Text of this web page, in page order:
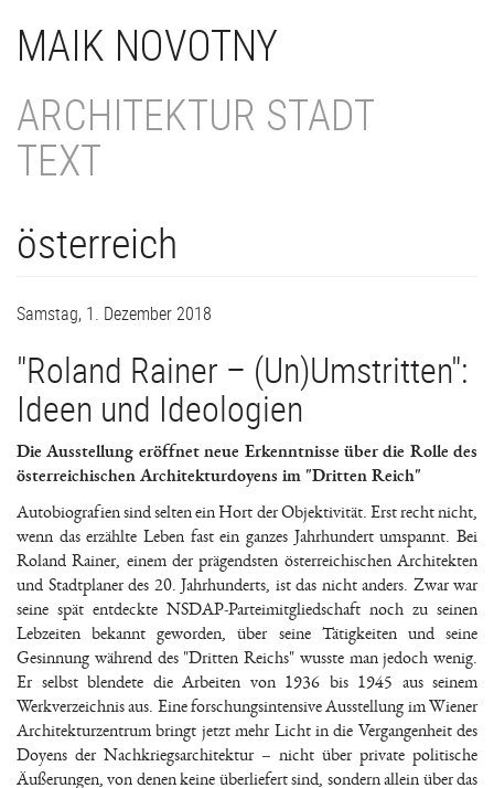
zum
InhaltMAIK NOVOTNY
ARCHITEKTUR STADT
TEXT
österreich
Samstag, 1. Dezember 2018
"Roland Rainer – (Un)Umstritten":
Ideen und Ideologien
Die Ausstellung eröffnet neue Erkenntnisse über die Rolle des
österreichischen Architekturdoyens im "Dritten Reich"
Autobiografien sind selten ein Hort der Objektivität. Erst recht nicht,
wenn das erzählte Leben fast ein ganzes Jahrhundert umspannt. Bei
Roland Rainer, einem der prägendsten österreichischen Architekten
und Stadtplaner des 20. Jahrhunderts, ist das nicht anders. Zwar war
seine spät entdeckte NSDAP-Parteimitgliedschaft noch zu seinen
Lebzeiten bekannt geworden, über seine Tätigkeiten und seine
Gesinnung während des "Dritten Reichs" wusste man jedoch wenig.
Er selbst blendete die Arbeiten von 1936 bis 1945 aus seinem
Werkverzeichnis aus. Eine forschungsintensive Ausstellung im Wiener
Architekturzentrum bringt jetzt mehr Licht in die Vergangenheit des
Doyens der Nachkriegsarchitektur – nicht über private politische
Äußerungen, von denen keine überliefert sind, sondern allein über das